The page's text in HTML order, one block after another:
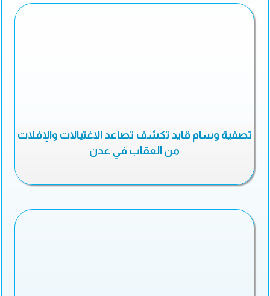
تصفية وسام قايد تكشف تصاعد الاغتيالات والإفلات
من العقاب في عدن